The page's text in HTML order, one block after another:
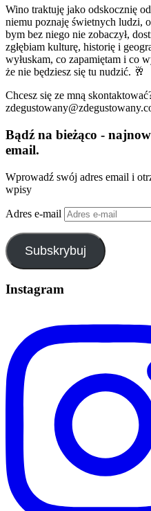
Wino traktuję jako odskocznię
niemu poznaję świetnych ludzi,
bym bez niego nie zobaczył,
zgłębiam kulturę, historię i
wyłuskam, co zapamiętam i co
że nie będziesz się tu nudzić. 🥂
Chcesz się ze mną
Bądź na bieżąco -
email.
Wprowadź swój adres email i
wpisy
Adres e-mail
Subskrybuj
Instagram